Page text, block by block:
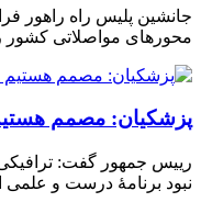
جانشین پلیس راه راهور
محورهای مواصلاتی کشور
پزشکیان: مصمم
رییس جمهور گفت: ترافیکی
نبود برنامۀ درست و